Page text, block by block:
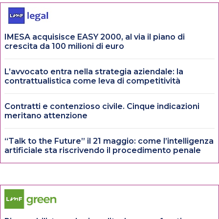
IMESA acquisisce EASY 2000, al via il piano di
crescita da 100 milioni di euro
L’avvocato entra nella strategia aziendale: la
contrattualistica come leva di competitività
Contratti e contenzioso civile. Cinque indicazioni
meritano attenzione
“Talk to the Future” il 21 maggio: come l’intelligenza
artificiale sta riscrivendo il procedimento penale